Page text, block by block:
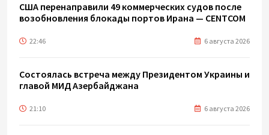
США перенаправили 49 коммерческих судов после
возобновления блокады портов Ирана — CENTCOM
22:46 6 августа 2026
Состоялась встреча между Президентом Украины и
главой МИД Азербайджана
21:10 6 августа 2026